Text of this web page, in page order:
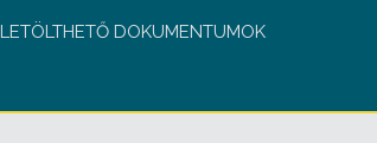
LETÖLTHETŐ DOKUMENTUMOK